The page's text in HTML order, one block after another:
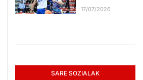
17/07/2026
SARE SOZIALAK